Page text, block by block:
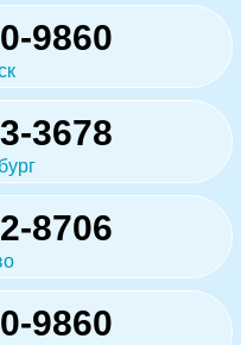
9860
3678
8706
9860